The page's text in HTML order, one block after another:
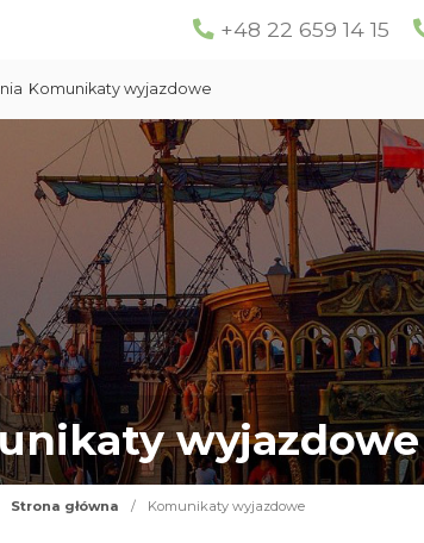
+48 22 659 14 15
Komunikaty wyjazdowe
wyjazdowe
Strona główna / Komunikaty wyjazdowe